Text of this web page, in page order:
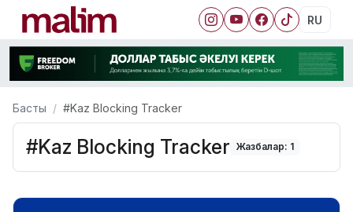
RU
Басты #Kaz Blocking Tracker
#Kaz Blocking Tracker Жазбалар: 1